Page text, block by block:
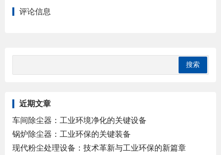
评论信息
近期文章
车间除尘器：工业环境净化的关键设备
锅炉除尘器：工业环保的关键装备
现代粉尘处理设备：技术革新与工业环保的新篇章